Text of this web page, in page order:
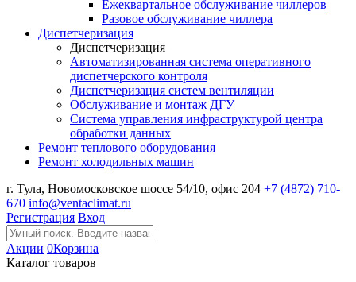
Ежеквартальное обслуживание чиллеров
Разовое обслуживание чиллера
Диспетчеризация
Диспетчеризация
Автоматизированная система оперативного
диспетчерского контроля
Диспетчеризация систем вентиляции
Обслуживание и монтаж ДГУ
Система управления инфраструктурой центра
обработки данных
Ремонт теплового оборудования
Ремонт холодильных машин
г. Тула, Новомосковское шоссе 54/10, офис 204 +7 (4872) 710-
670 info@ventaclimat.ru
Регистрация Вход
Акции 0Корзина
Каталог товаров